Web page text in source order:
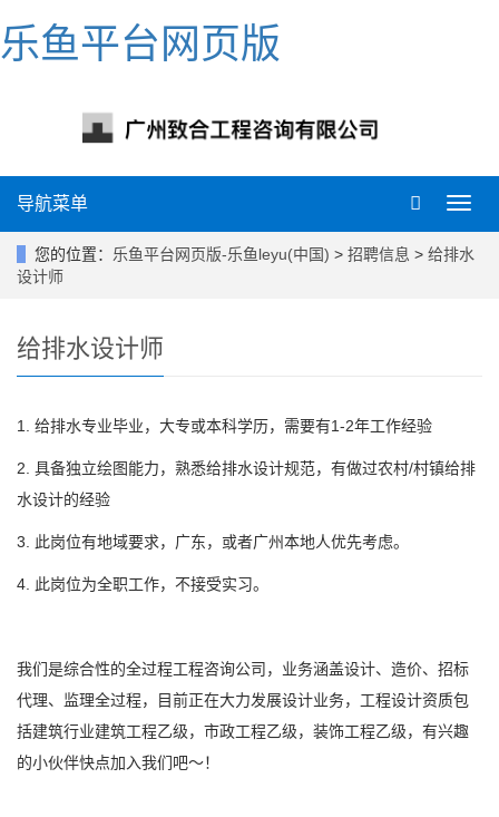
乐鱼平台网页版
导
菜
导航菜单
您的位置： 乐鱼平台网页版-乐鱼leyu(中国) > 招聘信息 > 给排水
设计师
给排水设计师
1. 给排水专业毕业，大专或本科学历，需要有1-2年工作经验
2. 具备独立绘图能力，熟悉给排水设计规范，有做过农村/村镇给排
水设计的经验
3. 此岗位有地域要求，广东，或者广州本地人优先考虑。
4. 此岗位为全职工作，不接受实习。
我们是综合性的全过程工程咨询公司，业务涵盖设计、造价、招标
代理、监理全过程，目前正在大力发展设计业务，工程设计资质包
括建筑行业建筑工程乙级，市政工程乙级，装饰工程乙级，有兴趣
的小伙伴快点加入我们吧～！